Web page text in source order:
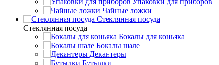
Чайные ложки
Стеклянная посуда
Стеклянная посуда
Бокалы для коньяка
Бокалы шале
Декантеры
Бутылки